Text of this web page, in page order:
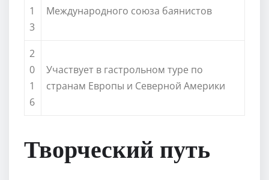
1
3
Международного союза баянистов
2
0
1
6
Участвует в гастрольном туре по
странам Европы и Северной Америки
Творческий путь